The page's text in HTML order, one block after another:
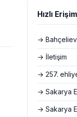
Hızlı Erişim
→
→ İletişim
→ 257.
→ Sakarya
→ Sakarya